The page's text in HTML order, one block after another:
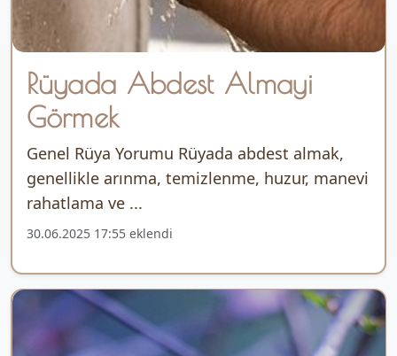
Rüyada Abdest Almayi
Görmek
Genel Rüya Yorumu Rüyada abdest almak,
genellikle arınma, temizlenme, huzur, manevi
rahatlama ve ...
30.06.2025 17:55 eklendi